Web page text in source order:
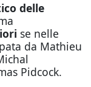
delle
se nelle
da Mathieu
Pidcock.